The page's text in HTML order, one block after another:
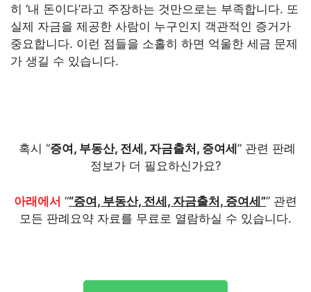
히 ‘내 돈이다’라고 주장하는 것만으로는 부족합니다. 또
실제 자금을 제공한 사람이 누구인지 객관적인 증거가
중요합니다. 이런 점들을 소홀히 하면 억울한 세금 문제
가 생길 수 있습니다.
혹시 “증여, 부동산, 전세, 자금출처, 증여세 ” 관련 판례
정보가 더 필요하신가요?
아래에서 ““증여, 부동산, 전세, 자금출처, 증여세”” 관련
모든 판례요약 자료를 무료로 열람하실 수 있습니다.